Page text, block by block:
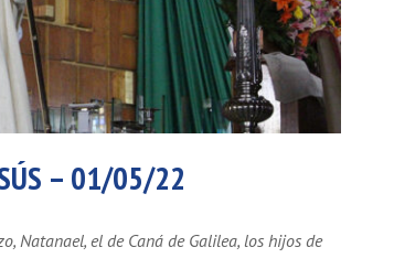
– 01/05/22
Natanael, el de Caná de Galilea, los hijos de